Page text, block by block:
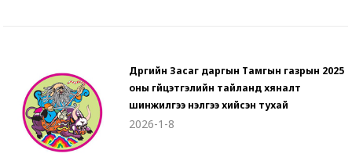
Дүүргийн Засаг даргын Тамгын газрын 2025
оны гүйцэтгэлийн тайланд хяналт
шинжилгээ үнэлгээ хийсэн тухай
2026-1-8